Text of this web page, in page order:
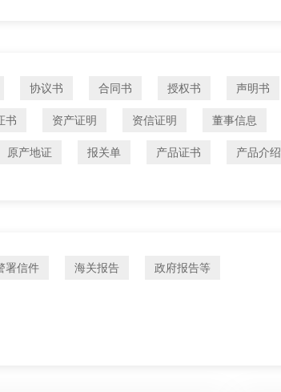
协议书 合同书 授权书 声明书
书 资产证明 资信证明 董事信息
原产地证 报关单 产品证书 产品介绍
署信件 海关报告 政府报告等